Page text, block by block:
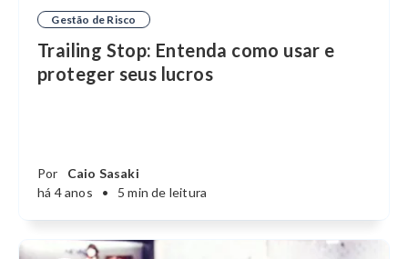
Gestão de Risco
Trailing Stop: Entenda como usar e
proteger seus lucros
Por
Caio Sasaki
há 4 anos
• 5 min de leitura